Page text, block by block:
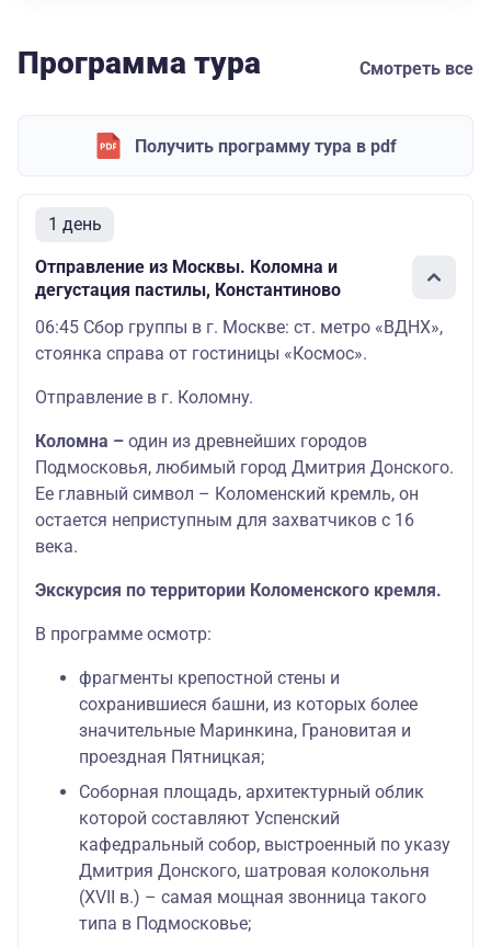
Программа тура Смотреть все
Получить программу тура в pdf
1 день
Отправление из Москвы. Коломна и
дегустация пастилы, Константиново
06:45 Сбор группы в г. Москве: ст. метро «ВДНХ»,
стоянка справа от гостиницы «Космос».
Отправление в г. Коломну.
Коломна – один из древнейших городов
Подмосковья, любимый город Дмитрия Донского.
Ее главный символ – Коломенский кремль, он
остается неприступным для захватчиков с 16
века.
Экскурсия по территории Коломенского кремля.
В программе осмотр:
фрагменты крепостной стены и
сохранившиеся башни, из которых более
значительные Маринкина, Грановитая и
проездная Пятницкая;
Соборная площадь, архитектурный облик
которой составляют Успенский
кафедральный собор, выстроенный по указу
Дмитрия Донского, шатровая колокольня
(XVII в.) – самая мощная звонница такого
типа в Подмосковье;